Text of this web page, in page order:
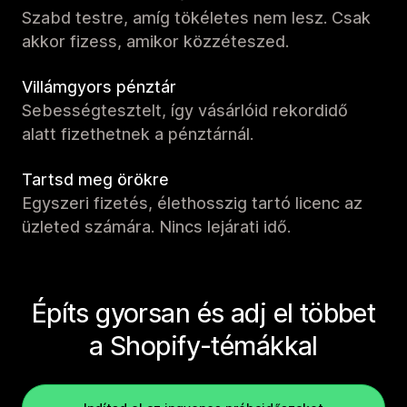
Szabd testre, amíg tökéletes nem lesz. Csak
akkor fizess, amikor közzéteszed.
Villámgyors pénztár
Sebességtesztelt, így vásárlóid rekordidő
alatt fizethetnek a pénztárnál.
Tartsd meg örökre
Egyszeri fizetés, élethosszig tartó licenc az
üzleted számára. Nincs lejárati idő.
Építs gyorsan és adj el többet
a Shopify-témákkal